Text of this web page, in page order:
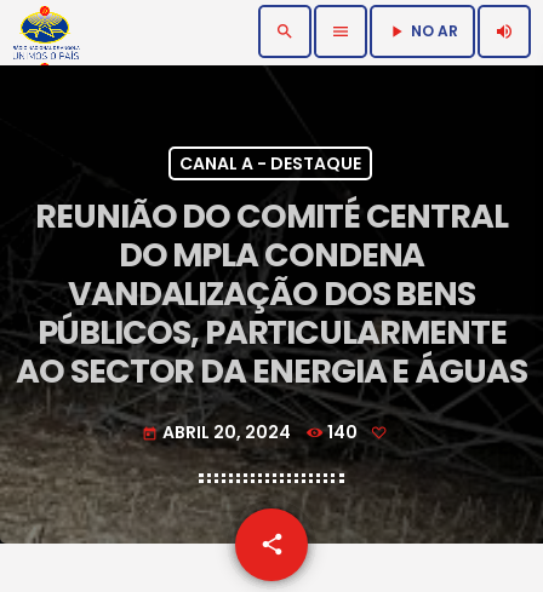
search menu play_arrow NO AR volume_up
CANAL A - DESTAQUE
REUNIÃO DO COMITÉ CENTRAL
DO MPLA CONDENA
VANDALIZAÇÃO DOS BENS
PÚBLICOS, PARTICULARMENTE
AO SECTOR DA ENERGIA E ÁGUAS
today ABRIL 20, 2024 140
share
email